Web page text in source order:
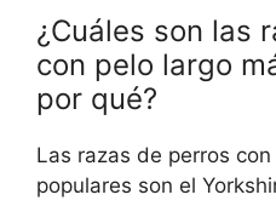
¿Cuáles son las
con pelo largo
por qué?
Las razas de perros
populares son el